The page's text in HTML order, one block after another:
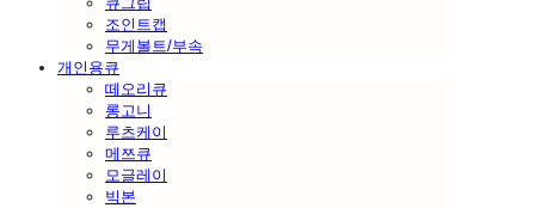
조인트캡
무게볼트/부속
개인용큐
떼오리큐
롱고니
루츠케이
메쯔큐
모글레이
빅본